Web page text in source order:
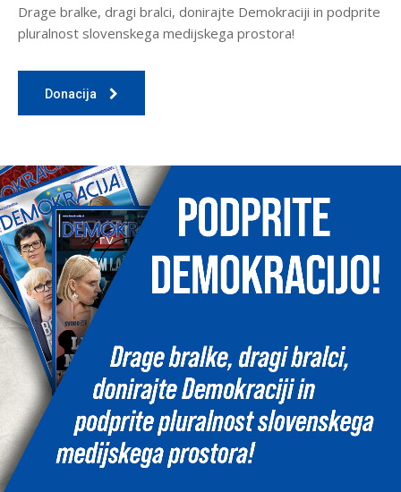
Drage bralke, dragi bralci, donirajte Demokraciji in podprite
pluralnost slovenskega medijskega prostora!
Donacija